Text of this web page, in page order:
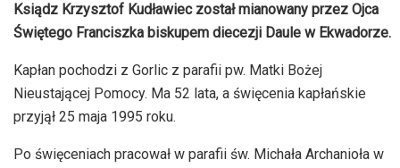
Ksiądz Krzysztof Kudławiec został mianowany przez Ojca
Świętego Franciszka biskupem diecezji Daule w Ekwadorze.
Kapłan pochodzi z Gorlic z parafii pw. Matki Bożej
Nieustającej Pomocy. Ma 52 lata, a święcenia kapłańskie
przyjął 25 maja 1995 roku.
Po święceniach pracował w parafii św. Michała Archanioła w